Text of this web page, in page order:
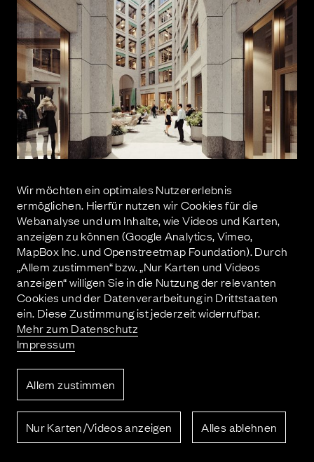
vorheriges Projekt
nächstes Projekt
Wir möchten ein optimales Nutzererlebnis
ermöglichen. Hierfür nutzen wir Cookies für die
Webanalyse und um Inhalte, wie Videos und Karten,
anzeigen zu können (Google Analytics, Vimeo,
MapBox Inc. und Openstreetmap Foundation). Durch
„Allem zustimmen“ bzw. „Nur Karten und Videos
anzeigen“ willigen Sie in die Nutzung der relevanten
Cookies und der Datenverarbeitung in Drittstaaten
ein. Diese Zustimmung ist jederzeit widerrufbar.
Mehr zum Datenschutz
Impressum
Allem zustimmen
Nur Karten/Videos anzeigen Alles ablehnen